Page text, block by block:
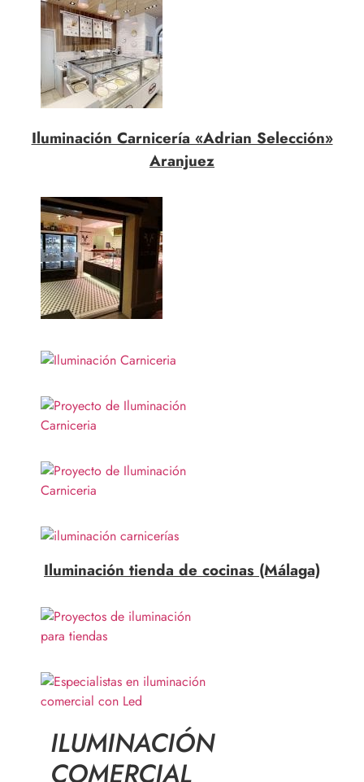
Iluminación Carnicería «Adrian Selección»
Aranjuez
Iluminación tienda de cocinas (Málaga)
ILUMINACIÓN
COMERCIAL